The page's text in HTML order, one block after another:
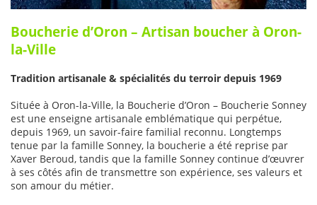
Boucherie d’Oron – Artisan boucher à Oron-
la-Ville
Tradition artisanale & spécialités du terroir depuis 1969
Située à Oron-la-Ville, la Boucherie d’Oron – Boucherie Sonney
est une enseigne artisanale emblématique qui perpétue,
depuis 1969, un savoir-faire familial reconnu. Longtemps
tenue par la famille Sonney, la boucherie a été reprise par
Xaver Beroud, tandis que la famille Sonney continue d’œuvrer
à ses côtés afin de transmettre son expérience, ses valeurs et
son amour du métier.